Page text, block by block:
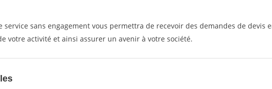
service sans engagement vous permettra de recevoir des demandes de devis
votre activité et ainsi assurer un avenir à votre société.